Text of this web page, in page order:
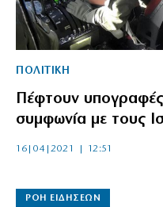
ΠΟΛΙΤΙΚΗ
Πέφτουν
συμφωνία με τους
16|04|2021 | 12:51
ΡΟΗ ΕΙΔΗΣΕΩΝ